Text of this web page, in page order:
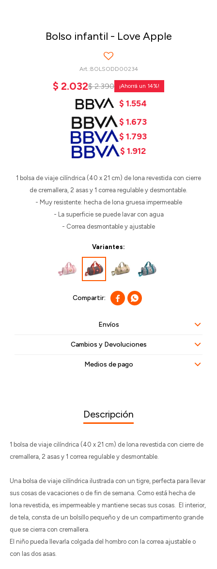
Bolso infantil - Love Apple
BOLSODD00234
$ 2.032$ 2.390 14
$ 1.554
$ 1.673
$ 1.793
$ 1.912
1 bolsa de viaje cilíndrica (40 x 21 cm) de lona revestida con cierre
de cremallera, 2 asas y 1 correa regulable y desmontable.
- Muy resistente: hecha de lona gruesa impermeable
- La superficie se puede lavar con agua
- Correa desmontable y ajustable
Variantes:
 
Envíos
Cambios y Devoluciones
Medios de pago
Descripción
1 bolsa de viaje cilíndrica (40 x 21 cm) de lona revestida con cierre de
cremallera, 2 asas y 1 correa regulable y desmontable.
Una bolsa de viaje cilíndrica ilustrada con un tigre, perfecta para llevar
sus cosas de vacaciones o de fin de semana. Como está hecha de
lona revestida, es impermeable y mantiene secas sus cosas. El interior,
de tela, consta de un bolsillo pequeño y de un compartimento grande
que se cierra con cremallera.
El niño pueda llevarla colgada del hombro con la correa ajustable o
con las dos asas.